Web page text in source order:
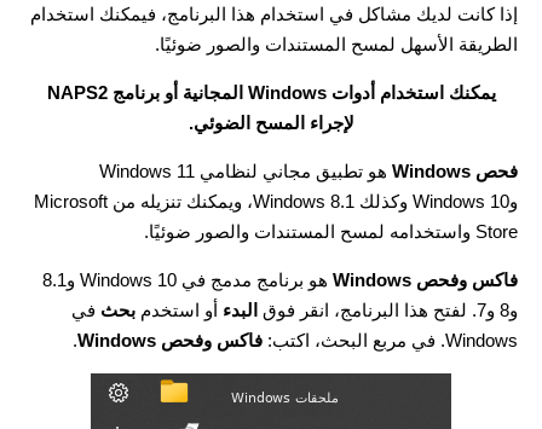
إذا كانت لديك مشاكل في استخدام هذا البرنامج، فيمكنك استخدام
الطريقة الأسهل لمسح المستندات والصور ضوئيًا.
يمكنك استخدام أدوات Windows المجانية أو برنامج NAPS2
لإجراء المسح الضوئي.
فحص Windows
هو تطبيق مجاني لنظامي Windows 11
وWindows 10 وكذلك Windows 8.1، ويمكنك تنزيله من Microsoft
Store واستخدامه لمسح المستندات والصور ضوئيًا.
فاكس وفحص Windows
هو برنامج مدمج في Windows 10 و8.1
و8 و7. لفتح هذا البرنامج، انقر فوق
البدء أو استخدم بحث في
Windows. في مربع البحث، اكتب:
فاكس وفحص Windows .